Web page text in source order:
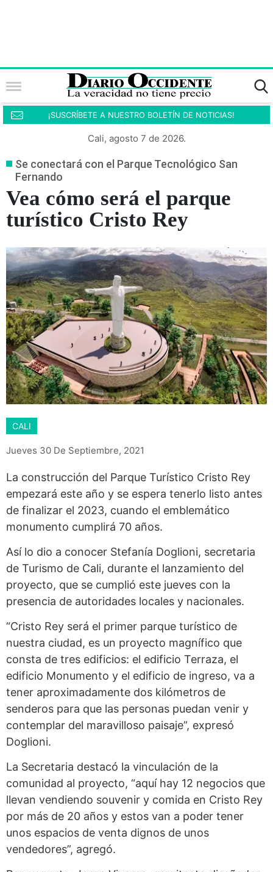
¡SUSCRÍBETE A NUESTRO BOLETÍN DE NOTICIAS!
Cali, agosto 7 de 2026.
Se conectará con el Parque Tecnológico San
Fernando
Vea cómo será el parque
turístico Cristo Rey
CALI
Jueves 30 De Septiembre, 2021
La construcción del Parque Turístico Cristo Rey
empezará este año y se espera tenerlo listo antes
de finalizar el 2023, cuando el emblemático
monumento cumplirá 70 años.
Así lo dio a conocer Stefanía Doglioni, secretaria
de Turismo de Cali, durante el lanzamiento del
proyecto, que se cumplió este jueves con la
presencia de autoridades locales y nacionales.
“Cristo Rey será el primer parque turístico de
nuestra ciudad, es un proyecto magnífico que
consta de tres edificios: el edificio Terraza, el
edificio Monumento y el edificio de ingreso, va a
tener aproximadamente dos kilómetros de
senderos para que las personas puedan venir y
contemplar del maravilloso paisaje”, expresó
Doglioni.
La Secretaria destacó la vinculación de la
comunidad al proyecto, “aquí hay 12 negocios que
llevan vendiendo souvenir y comida en Cristo Rey
por más de 20 años y estos van a poder tener
unos espacios de venta dignos de unos
vendedores”, agregó.